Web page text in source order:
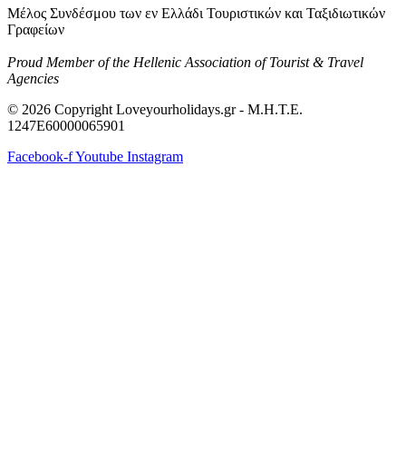
Μέλος Συνδέσμου των εν Ελλάδι Τουριστικών και Ταξιδιωτικών
Γραφείων
Proud Member of the Hellenic Association of Tourist & Travel
Agencies
© 2026 Copyright Loveyourholidays.gr - M.H.T.E.
1247Ε60000065901
Facebook-fYoutube Instagram